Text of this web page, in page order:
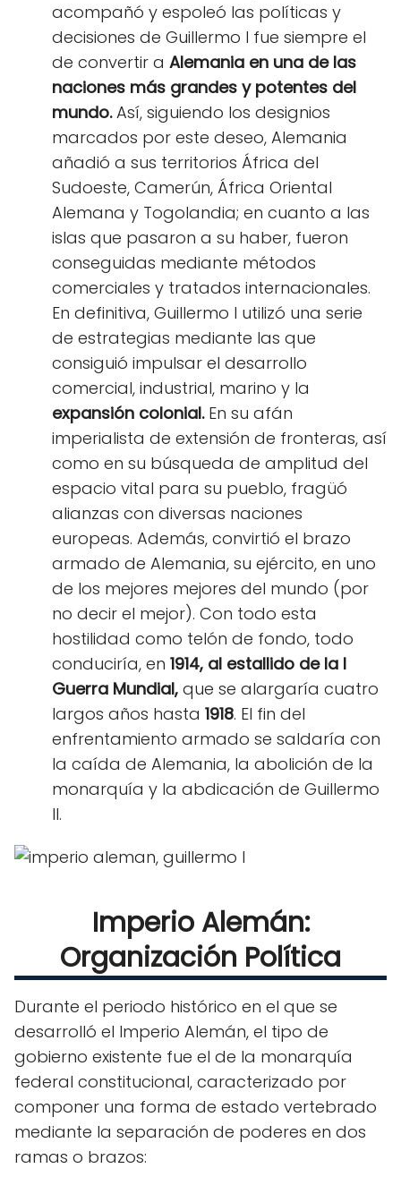
acompañó y espoleó las políticas y
decisiones de Guillermo I fue siempre el
de convertir a Alemania en una de las
naciones más grandes y potentes del
mundo.Así, siguiendo los designios
marcados por este deseo, Alemania
añadió a sus territorios África del
Sudoeste, Camerún, África Oriental
Alemana y Togolandia; en cuanto a las
islas que pasaron a su haber, fueron
conseguidas mediante métodos
comerciales y tratados internacionales.
En definitiva, Guillermo I utilizó una serie
de estrategias mediante las que
consiguió impulsar el desarrollo
comercial, industrial, marino y la
expansión colonial.En su afán
imperialista de extensión de fronteras, así
como en su búsqueda de amplitud del
espacio vital para su pueblo, fragüó
alianzas con diversas naciones
europeas. Además, convirtió el brazo
armado de Alemania, su ejército, en uno
de los mejores mejores del mundo (por
no decir el mejor). Con todo esta
hostilidad como telón de fondo, todo
conduciría, en 1914, al estallido de la I
Guerra Mundial, que se alargaría cuatro
largos años hasta 1918. El fin del
enfrentamiento armado se saldaría con
la caída de Alemania, la abolición de la
monarquía y la abdicación de Guillermo
II.
Imperio Alemán:
Organización Política
Durante el periodo histórico en el que se
desarrolló el Imperio Alemán, el tipo de
gobierno existente fue el de la monarquía
federal constitucional, caracterizado por
componer una forma de estado vertebrado
mediante la separación de poderes en dos
ramas o brazos: